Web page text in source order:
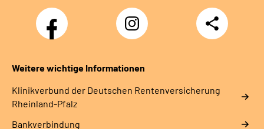
Facebook
Instagram
DRV
Nachwuchskräfte
Teilen
Weitere wichtige Informationen
Klinikverbund der Deutschen Rentenversicherung
Rheinland-Pfalz
Bankverbindung